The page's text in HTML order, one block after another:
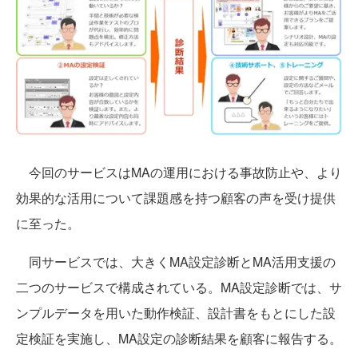
今回のサービスはMAの運用における事故防止や、より
効果的な活用について課題感を持つ顧客の声を受け提供
に至った。
同サービスでは、大きくMA設定診断とMA活用支援の
二つのサービスで構成されている。MA設定診断では、サ
ンプルデータを用いた動作検証、設計書をもとにした設
定検証を実施し、MA設定の診断結果を顧客に報告する。